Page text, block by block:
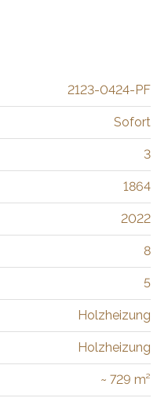
2123-0424-PF
Sofort
3
1864
2022
8
5
Holzheizung
Holzheizung
~ 729 m²